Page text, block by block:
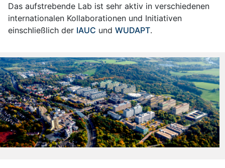
Das aufstrebende Lab ist sehr aktiv in verschiedenen
internationalen Kollaborationen und Initiativen
einschließlich der IAUC und WUDAPT.